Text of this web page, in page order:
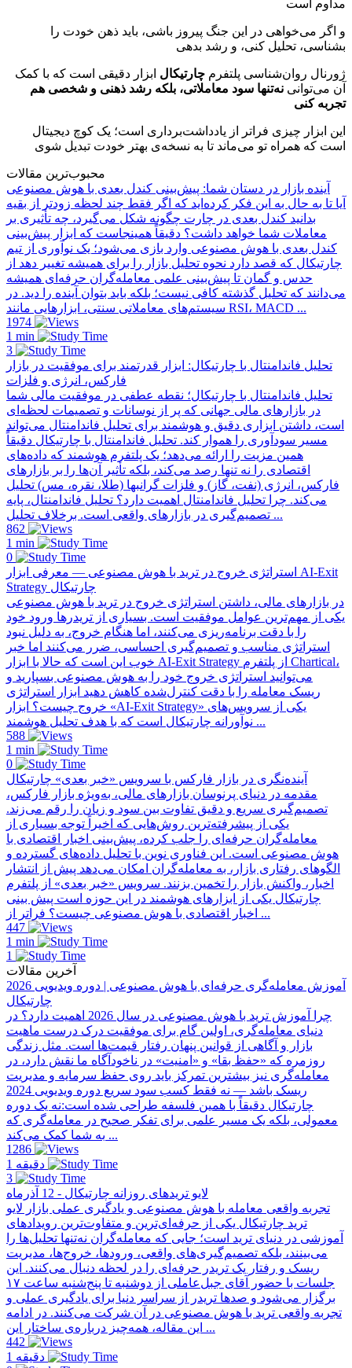
مداوم است
و اگر می‌خواهی در این جنگ پیروز باشی، باید ذهن خودت را
بشناسی، تحلیل کنی، و رشد بدهی
ژورنال روان‌شناسی پلتفرم چارتیکال ابزار دقیقی است که با کمک
آن می‌توانی نه‌تنها سود معاملاتی، بلکه رشد ذهنی و شخصی هم
تجربه کنی
این ابزار چیزی فراتر از یادداشت‌برداری است؛ یک کوچ دیجیتال
است که همراه تو می‌ماند تا به نسخه‌ی بهتر خودت تبدیل شوی
محبوب‌ترین مقالات
آینده بازار در دستان شما: پیش‌بینی کندل بعدی با هوش مصنوعی
آیا تا به حال به این فکر کرده‌اید که اگر فقط چند لحظه زودتر از بقیه
بدانید کندل بعدی در چارت چگونه شکل می‌گیرد، چه تأثیری بر
معاملات شما خواهد داشت؟ دقیقاً همینجاست که ابزار پیش‌بینی
کندل بعدی با هوش مصنوعی وارد بازی می‌شود؛ یک نوآوری از تیم
چارتیکال که قصد دارد نحوه تحلیل بازار را برای همیشه تغییر دهد از
حدس و گمان تا پیش‌بینی علمی معامله‌گران حرفه‌ای همیشه
می‌دانند که تحلیل گذشته کافی نیست؛ بلکه باید بتوان آینده را دید. در
سیستم‌های معاملاتی سنتی، ابزارهایی مانند RSI، MACD ...
1974
1 min
3
تحلیل فاندامنتال با چارتیکال: ابزار قدرتمند برای موفقیت در بازار
فارکس، انرژی و فلزات
تحلیل فاندامنتال با چارتیکال؛ نقطه عطفی در موفقیت مالی شما
در بازارهای مالی جهانی که پر از نوسانات و تصمیمات لحظه‌ای
است، داشتن ابزاری دقیق و هوشمند برای تحلیل فاندامنتال می‌تواند
مسیر سودآوری را هموار کند. تحلیل فاندامنتال با چارتیکال دقیقاً
همین مزیت را ارائه می‌دهد؛ یک پلتفرم هوشمند که داده‌های
اقتصادی را نه تنها رصد می‌کند، بلکه تأثیر آن‌ها را بر بازارهای
فارکس، انرژی (نفت، گاز) و فلزات گرانبها (طلا، نقره، مس) تحلیل
می‌کند. چرا تحلیل فاندامنتال اهمیت دارد؟ تحلیل فاندامنتال، پایه
تصمیم‌گیری در بازارهای واقعی است. برخلاف تحلیل ...
862
1 min
0
استراتژی خروج در ترید با هوش مصنوعی — معرفی ابزار AI-Exit
Strategy چارتیکال
در بازارهای مالی، داشتن استراتژی خروج در ترید با هوش مصنوعی
یکی از مهم‌ترین عوامل موفقیت است. بسیاری از تریدرها ورود خود
را با دقت برنامه‌ریزی می‌کنند، اما هنگام خروج، به دلیل نبود
استراتژی مناسب و تصمیم‌گیری احساسی، ضرر می‌کنند اما خبر
خوب این است که حالا با ابزار AI-Exit Strategy از پلتفرم Chartical،
می‌توانید استراتژی خروج خود را به هوش مصنوعی بسپارید و
ریسک معامله را با دقت کنترل‌شده کاهش دهید ابزار استراتژی
خروج چیست؟ ابزار «AI-Exit Strategy» یکی از سرویس‌های
نوآورانه چارتیکال است که با هدف تحلیل هوشمند ...
588
1 min
0
آینده‌نگری در بازار فارکس با سرویس «خبر بعدی» چارتیکال
مقدمه در دنیای پرنوسان بازارهای مالی، به‌ویژه بازار فارکس،
تصمیم‌گیری سریع و دقیق تفاوت بین سود و زیان را رقم می‌زند.
یکی از پیشرفته‌ترین روش‌هایی که اخیراً توجه بسیاری از
معامله‌گران حرفه‌ای را جلب کرده، پیش‌بینی اخبار اقتصادی با
هوش مصنوعی است. این فناوری نوین با تحلیل داده‌های گسترده و
الگوهای رفتاری بازار، به معامله‌گران امکان می‌دهد پیش از انتشار
اخبار، واکنش بازار را تخمین بزنند. سرویس «خبر بعدی» از پلتفرم
چارتیکال یکی از ابزارهای هوشمند در این حوزه است پیش بینی
اخبار اقتصادی با هوش مصنوعی چیست؟ فراتر از ...
447
1 min
1
آخرین مقالات
آموزش معامله‌گری حرفه‌ای با هوش مصنوعی | دوره ویدیویی 2026
چارتیکال
چرا آموزش ترید با هوش مصنوعی در سال 2026 اهمیت دارد؟ در
دنیای معامله‌گری، اولین گام برای موفقیت درک درست ماهیت
بازار و آگاهی از قوانین پنهان رفتار قیمت‌ها است. مثل زندگی
روزمره که «حفظ بقا» و «امنیت» در ناخودآگاه ما نقش دارد، در
معامله‌گری نیز بیشترین تمرکز باید روی حفظ سرمایه و مدیریت
ریسک باشد — نه فقط کسب سود سریع دوره ویدیویی 2024
چارتیکال دقیقاً با همین فلسفه طراحی شده است:نه یک دوره
معمولی، بلکه یک مسیر علمی برای تفکر صحیح در معامله‌گری که
به شما کمک می‌کند ...
1286
1 دقیقه
3
لایو تریدهای روزانه چارتیکال - 12 آذرماه
تجربه واقعی معامله با هوش مصنوعی و یادگیری عملی بازار لایو
ترید چارتیکال یکی از حرفه‌ای‌ترین و متفاوت‌ترین رویدادهای
آموزشی در دنیای ترید است؛ جایی که معامله‌گران نه‌تنها تحلیل‌ها را
می‌بینند، بلکه تصمیم‌گیری‌های واقعی، ورودها، خروج‌ها، مدیریت
ریسک و رفتار یک تریدر حرفه‌ای را در لحظه دنبال می‌کنند. این
جلسات با حضور آقای جبل‌عاملی از دو‌شنبه تا پنج‌شنبه ساعت ۱۷
برگزار می‌شود و صدها تریدر از سراسر دنیا برای یادگیری عملی و
تجربه واقعی ترید با هوش مصنوعی در آن شرکت می‌کنند. در ادامه
این مقاله، همه‌چیز درباره‌ی ساختار این ...
442
1 دقیقه